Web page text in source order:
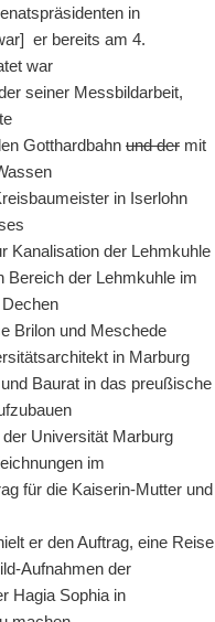
in
er bereits am 4.
war
seiner Messbildarbeit,
Gotthardbahn und dermit
in Iserlohn
Kanalisation der Lehmkuhle
Bereich der Lehmkuhle im
Brilon und Meschede
in Marburg
Baurat in das preußische
Universität Marburg
im
für die Kaiserin-Mutter und
er den Auftrag, eine Reise
Aufnahmen der
Hagia Sophia in